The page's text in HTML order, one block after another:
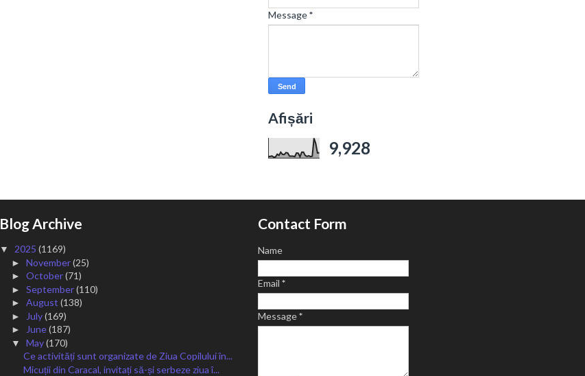
Message*
Afișări
9,928
Blog Archive
▼ 2025 (1169)
► November(25)
► October(71)
► September(110)
► August (138)
► July(169)
► June(187)
▼ May(170)
Ce activități sunt organizate de Ziua Copilului în...
Micuții din Caracal, invitați să-și serbeze ziua î...
Contact Form
Name
Email*
Message*